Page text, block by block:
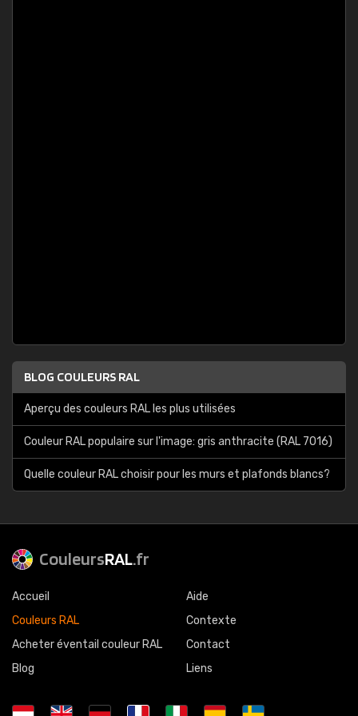
BLOG COULEURS RAL
Aperçu des couleurs RAL les plus utilisées
Couleur RAL populaire sur l'image: gris anthracite (RAL 7016)
Quelle couleur RAL choisir pour les murs et plafonds blancs?
CouleursRAL.fr
Accueil
Couleurs RAL
Acheter éventail couleur RAL
Blog
Aide
Contexte
Contact
Liens